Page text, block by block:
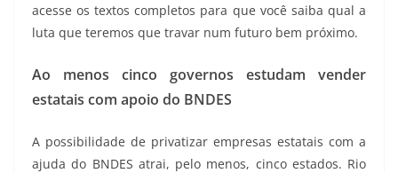
acesse os textos completos para que você saiba qual a
luta que teremos que travar num futuro bem próximo.
Ao menos cinco governos estudam vender
estatais com apoio do BNDES
A possibilidade de privatizar empresas estatais com a
ajuda do BNDES atrai, pelo menos, cinco estados. Rio